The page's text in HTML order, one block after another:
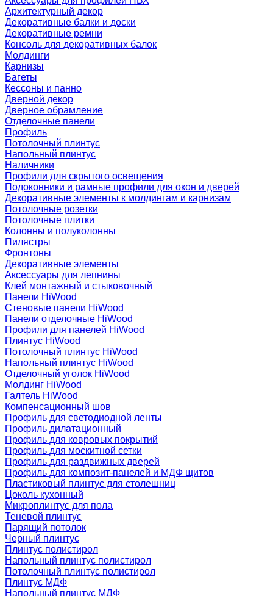
Архитектурный декор
Декоративные балки и доски
Декоративные ремни
Консоль для декоративных балок
Молдинги
Карнизы
Багеты
Кессоны и панно
Дверной декор
Дверное обрамление
Отделочные панели
Профиль
Потолочный плинтус
Напольный плинтус
Наличники
Профили для скрытого освещения
Подоконники и рамные профили для окон и дверей
Декоративные элементы к молдингам и карнизам
Потолочные розетки
Потолочные плитки
Колонны и полуколонны
Пилястры
Фронтоны
Декоративные элементы
Аксессуары для лепнины
Клей монтажный и стыковочный
Панели HiWood
Стеновые панели HiWood
Панели отделочные HiWood
Профили для панелей HiWood
Плинтус HiWood
Потолочный плинтус HiWood
Напольный плинтус HiWood
Отделочный уголок HiWood
Молдинг HiWood
Галтель HiWood
Компенсационный шов
Профиль для светодиодной ленты
Профиль дилатационный
Профиль для ковровых покрытий
Профиль для москитной сетки
Профиль для раздвижных дверей
Профиль для композит-панелей и МДФ щитов
Пластиковый плинтус для столешниц
Цоколь кухонный
Микроплинтус для пола
Теневой плинтус
Парящий потолок
Черный плинтус
Плинтус полистирол
Напольный плинтус полистирол
Потолочный плинтус полистирол
Плинтус МДФ
Напольный плинтус МДФ